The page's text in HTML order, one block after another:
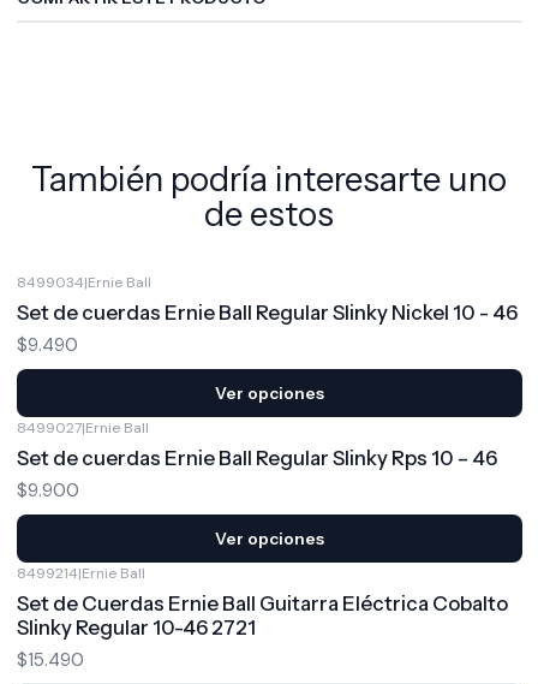
También podría interesarte uno
de estos
8499034|Ernie Ball
Set de cuerdas Ernie Ball Regular Slinky Nickel 10 - 46
$9.490
Ver opciones
8499027|Ernie Ball
Set de cuerdas Ernie Ball Regular Slinky Rps 10 – 46
$9.900
Ver opciones
8499214|Ernie Ball
Set de Cuerdas Ernie Ball Guitarra Eléctrica Cobalto
Slinky Regular 10-46 2721
$15.490